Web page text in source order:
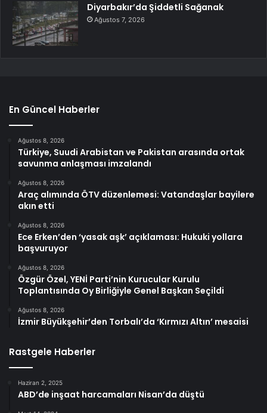
Diyarbakır’da Şiddetli Sağanak
Ağustos 7, 2026
En Güncel Haberler
Ağustos 8, 2026
Türkiye, Suudi Arabistan ve Pakistan arasında ortak
savunma anlaşması imzalandı
Ağustos 8, 2026
Araç alımında ÖTV düzenlemesi: Vatandaşlar bayilere
akın etti
Ağustos 8, 2026
Ece Erken’den ‘yasak aşk’ açıklaması: Hukuki yollara
başvuruyor
Ağustos 8, 2026
Özgür Özel, YENİ Parti’nin Kurucular Kurulu
Toplantısında Oy Birliğiyle Genel Başkan Seçildi
Ağustos 8, 2026
İzmir Büyükşehir’den Torbalı’da ‘Kırmızı Altın’ mesaisi
Rastgele Haberler
Haziran 2, 2025
ABD’de inşaat harcamaları Nisan’da düştü